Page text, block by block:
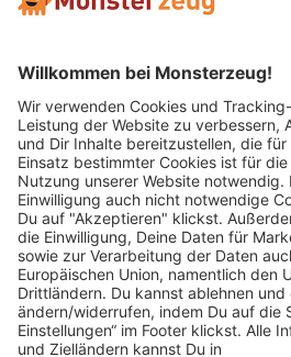
Mitglied im: